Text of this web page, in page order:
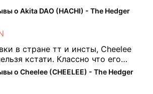
о Akita DAO (HACHI) - The Hedger
в стране тт и инсты, Cheelee
кстати. Классно что его
так уже всем надоевшего vpn.
чилю и наслаждаюсь др ...
о Cheelee (CHEELEE) - The Hedger